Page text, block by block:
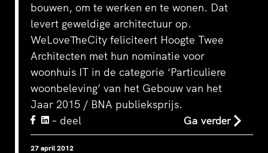
bouwen, om te werken en te wonen. Dat
levert geweldige architectuur op.
WeLoveTheCity feliciteert Hoogte Twee
Architecten met hun nominatie voor
woonhuis IT in de categorie ‘Particuliere
woonbeleving’ van het Gebouw van het
Jaar 2015 / BNA publieksprijs.
– deel
Ga verder
27 april 2012